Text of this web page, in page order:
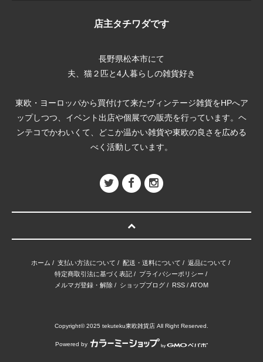
店主タチワダです
長野県松本市にて
夫、猫２匹と4人暮らしの雑貨好き
東欧・ヨーロッパから買付けて来たヴィンテージ雑貨をHPへア
ップしつつ、イベント出店や個展での販売を行っています。ヘ
ンテコでかわいくて、どこか温かい雑貨や東欧の良さを広める
べく活動しています。
ホーム / 支払い方法について / 配送・送料について / 返品について /
特定商取引法に基づく表記/ プライバシーポリシー /
メルマガ登録・解除 / ショップブログ / RSS / ATOM
Copyright© 2025 tekuteku東欧雑貨店 All Right Reserved.
Powered by